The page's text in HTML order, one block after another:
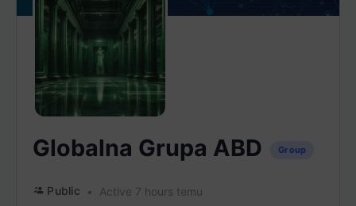
Globalna Grupa ABD Group
Public
Active 7 hours temu